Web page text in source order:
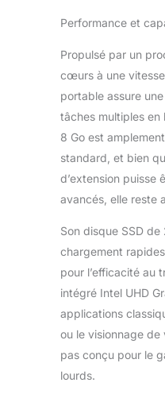
Performance et
Propulsé par un
cœurs à une
portable assure
tâches multiples en
8 Go est
standard, et bien
d’extension puisse
avancés, elle reste
Son disque SSD
chargement
pour l’efficacité au
intégré Intel UHD
applications
ou le visionnage de
pas conçu pour le
lourds.